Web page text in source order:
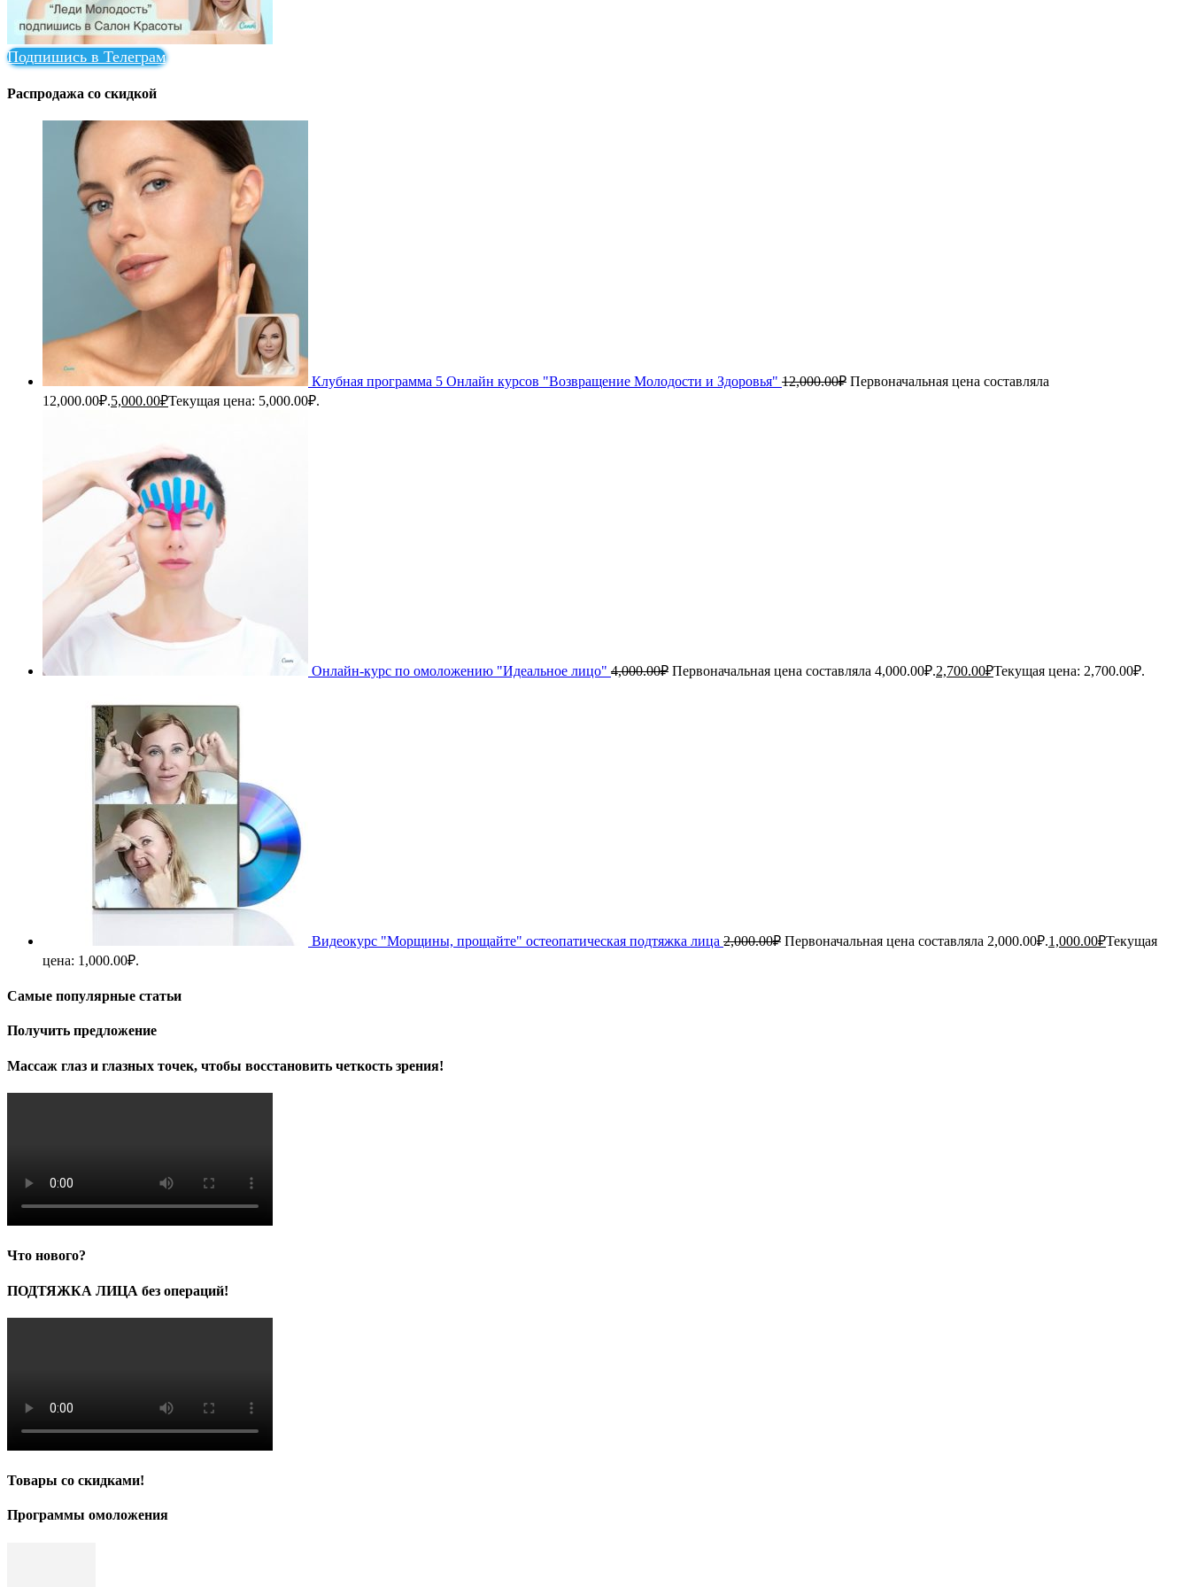
Подпишись в Телеграм
Распродажа со скидкой
Клубная программа 5 Онлайн курсов "Возвращение Молодости и Здоровья" 12,000.00₽ Первоначальная цена составляла
12,000.00₽.5,000.00₽Текущая цена: 5,000.00₽.
Онлайн-курс по омоложению "Идеальное лицо" 4,000.00₽ Первоначальная цена составляла 4,000.00₽.2,700.00₽Текущая цена: 2,700.00₽.
Видеокурс "Морщины, прощайте" остеопатическая подтяжка лица 2,000.00₽ Первоначальная цена составляла 2,000.00₽.1,000.00₽Текущая
цена: 1,000.00₽.
Самые популярные статьи
Получить предложение
Массаж глаз и глазных точек, чтобы восстановить четкость зрения!
Что нового?
ПОДТЯЖКА ЛИЦА без операций!
Товары со скидками!
Программы омоложения